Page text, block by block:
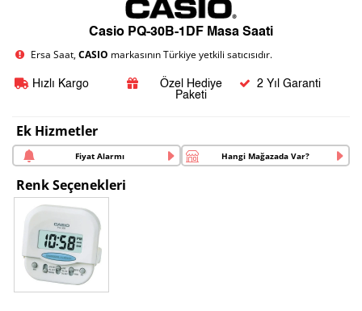
Casio PQ-30B-1DF Masa Saati
Ersa Saat,CASIO markasının Türkiye yetkili satıcısıdır.
Hızlı Kargo
Özel Hediye
Paketi
2 Yıl Garanti
Ek Hizmetler
Fiyat Alarmı Hangi Mağazada Var?
Renk Seçenekleri